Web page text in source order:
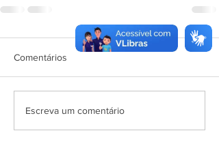
Comentários
Escreva um comentário